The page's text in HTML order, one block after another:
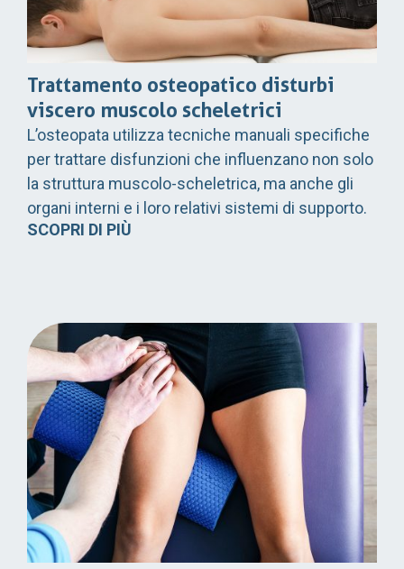
Trattamento osteopatico disturbi
viscero muscolo scheletrici
L’osteopata utilizza tecniche manuali specifiche
per trattare disfunzioni che influenzano non solo
la struttura muscolo-scheletrica, ma anche gli
organi interni e i loro relativi sistemi di supporto.
SCOPRI DI PIÙ